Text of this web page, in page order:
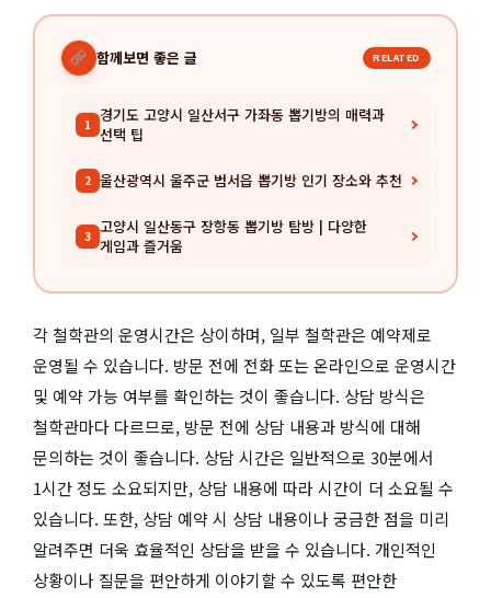
함께보면 좋은 글 RELATED
1 경기도 고양시 일산서구 가좌동 뽑기방의 매력과
선택 팁
2 울산광역시 울주군 범서읍 뽑기방 인기 장소와 추천
3 고양시 일산동구 장항동 뽑기방 탐방 | 다양한
게임과 즐거움
각 철학관의 운영시간은 상이하며, 일부 철학관은 예약제로
운영될 수 있습니다. 방문 전에 전화 또는 온라인으로 운영시간
및 예약 가능 여부를 확인하는 것이 좋습니다. 상담 방식은
철학관마다 다르므로, 방문 전에 상담 내용과 방식에 대해
문의하는 것이 좋습니다. 상담 시간은 일반적으로 30분에서
1시간 정도 소요되지만, 상담 내용에 따라 시간이 더 소요될 수
있습니다. 또한, 상담 예약 시 상담 내용이나 궁금한 점을 미리
알려주면 더욱 효율적인 상담을 받을 수 있습니다. 개인적인
상황이나 질문을 편안하게 이야기할 수 있도록 편안한